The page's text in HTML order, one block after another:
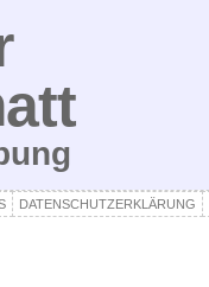
DATENSCHUTZERKLÄRUNG